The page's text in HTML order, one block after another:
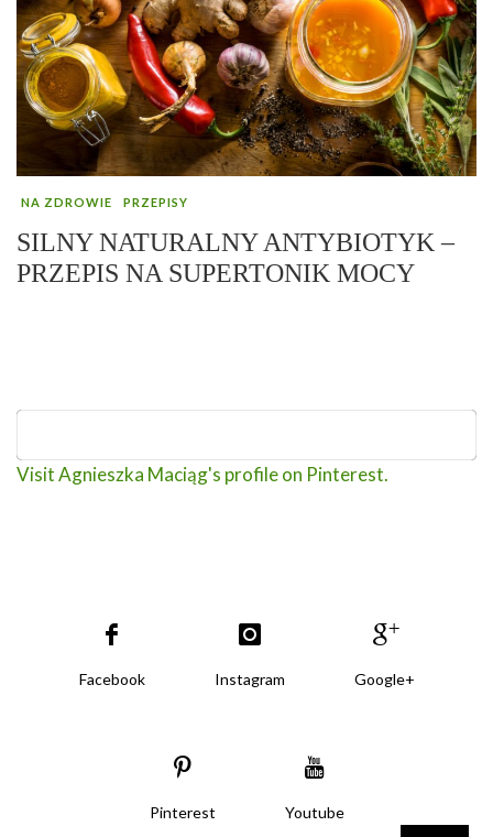
NA ZDROWIE PRZEPISY
SILNY NATURALNY ANTYBIOTYK –
PRZEPIS NA SUPERTONIK MOCY
Visit Agnieszka Maciąg's profile on Pinterest.
Facebook Instagram Google+
Pinterest Youtube